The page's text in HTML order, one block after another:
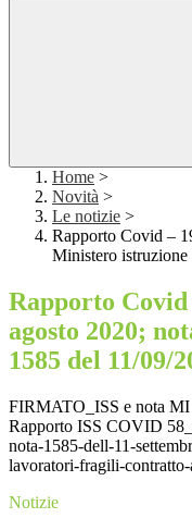
Home >
Novità >
Le notizie >
Rapporto Covid –
Ministero
Rapporto Covid
agosto 2020;
1585 del 11/09/
FIRMATO_ISS e nota MI
Rapporto ISS COVID
nota-1585-dell-11-
lavoratori-fragili-
Notizie